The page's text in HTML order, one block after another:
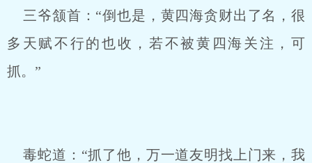
三爷颔首：“倒也是，黄四海贪财出了名，很
多天赋不行的也收，若不被黄四海关注，可
抓。”
毒蛇道：“抓了他，万一道友明找上门来，我